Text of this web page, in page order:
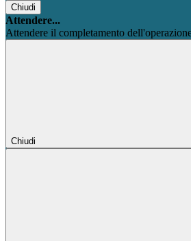
Chiudi
Attendere...
Attendere il completamento
Chiudi